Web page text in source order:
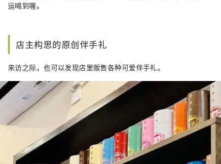
运喝到喔。
店主构思的原创伴手礼
来访之际，也可以发现店里贩售各种可爱伴手礼。